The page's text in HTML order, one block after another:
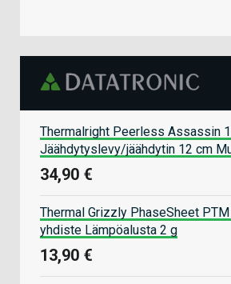
Thermalright Peerless Assassin
Jäähdytyslevy/jäähdytin 12 cm
34,90 €
Thermal Grizzly PhaseSheet
yhdiste Lämpöalusta 2 g
13,90 €